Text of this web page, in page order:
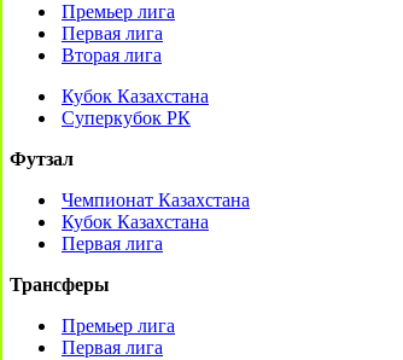
Премьер лига
Первая лига
Вторая лига
Кубок Казахстана
Суперкубок РК
Футзал
Чемпионат Казахстана
Кубок Казахстана
Первая лига
Трансферы
Премьер лига
Первая лига